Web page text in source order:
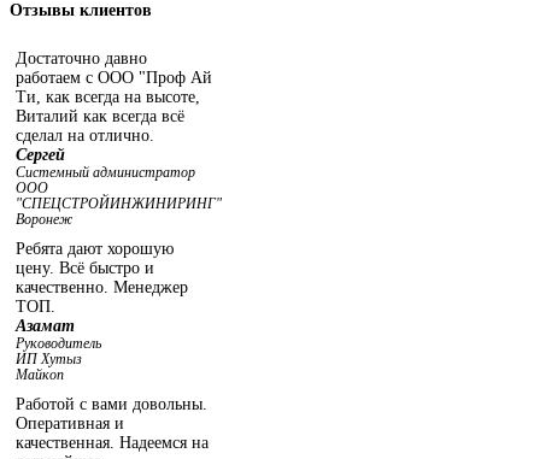
Отзывы клиентов
Достаточно давно
работаем с ООО "Проф Ай
Ти, как всегда на высоте,
Виталий как всегда всё
сделал на отлично.
Сергей
Системный администратор
ООО
"СПЕЦСТРОЙИНЖИНИРИНГ"
Воронеж
Ребята дают хорошую
цену. Всё быстро и
качественно. Менеджер
ТОП.
Азамат
Руководитель
ИП Хутыз
Майкоп
Работой с вами довольны.
Оперативная и
качественная. Надеемся на